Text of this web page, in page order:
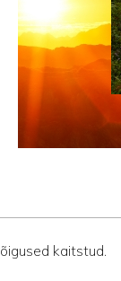
kaitstud.